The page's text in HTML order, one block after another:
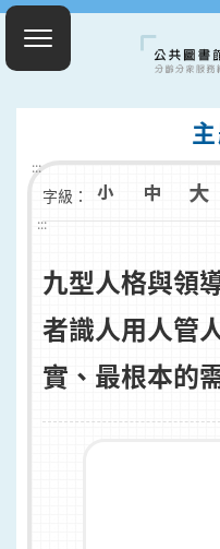
:::
字級：
:::
九型人格與領
者識人用人管
實、最根本的